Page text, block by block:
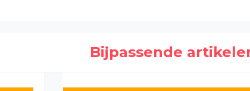
Bijpassende